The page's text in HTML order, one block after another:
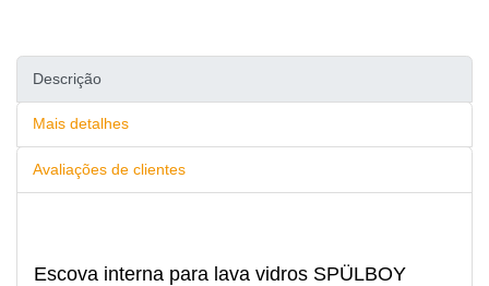
Descrição
Mais detalhes
Avaliações de clientes
Escova interna para lava vidros SPÜLBOY